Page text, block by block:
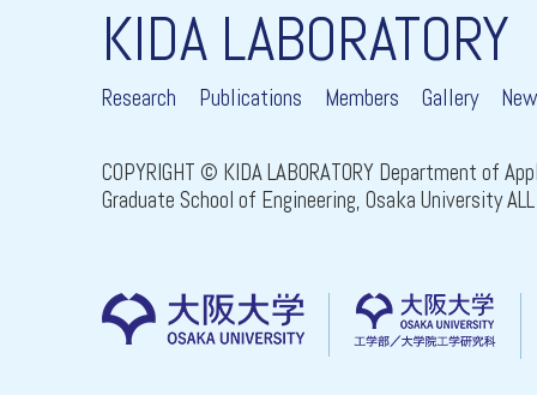
KIDA LABORATORY
Research Publications Members Gallery
COPYRIGHT © KIDA LABORATORY Department of
Graduate School of Engineering, Osaka University ALL